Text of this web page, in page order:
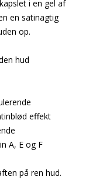
i en gel af
en satinagtig
op.
hud
effekt
A, E og F
på ren hud.